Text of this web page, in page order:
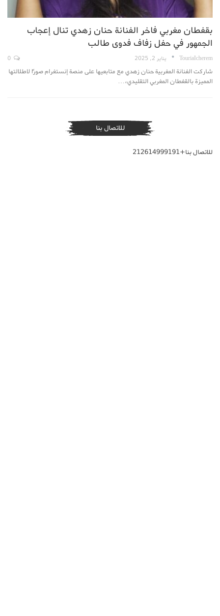
بقفطان مغربي فاخر الفنانة حنان زهدي تنال إعجاب
الجمهور في حفل زفاف فدوى طالب
TouriaIcherem يناير 2, 2025
شاركت الفنانة المغربية حنان زهدي مع متابعيها على منصة إنستغرام صورًا لاطلالتها
المميزة بالقفطان المغربي التقليدي،…
للاتصال بنا
للاتصال بنا+212614999191